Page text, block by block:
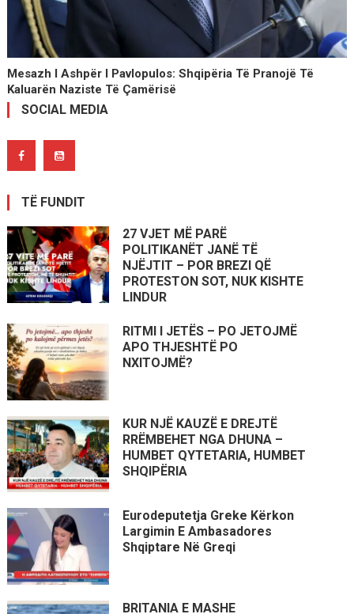
Mesazh I Ashpër I Pavlopulos: Shqipëria Të Pranojë Të
Kaluarën Naziste Të Çamërisë
SOCIAL MEDIA
TË FUNDIT
27 VJET MË PARË
POLITIKANËT JANË TË
NJËJTIT – POR BREZI QË
PROTESTON SOT, NUK KISHTE
LINDUR
RITMI I JETËS – PO JETOJMË
APO THJESHTË PO
NXITOJMË?
KUR NJË KAUZË E DREJTË
RRËMBEHET NGA DHUNA –
HUMBET QYTETARIA, HUMBET
SHQIPËRIA
Eurodeputetja Greke Kërkon
Largimin E Ambasadores
Shqiptare Në Greqi
BRITANIA E MASHE